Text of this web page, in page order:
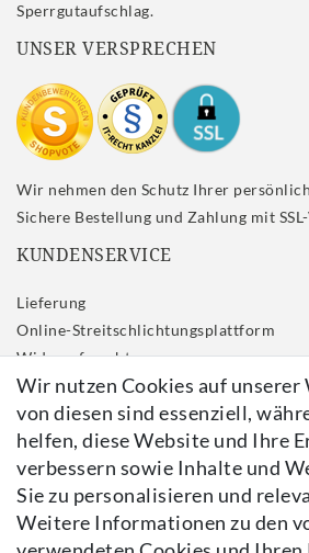
Sperrgutaufschlag.
UNSER VERSPRECHEN
Wir nehmen den Schutz Ihrer
Sichere Bestellung und Zahlung mit
KUNDENSERVICE
Lieferung
Online-Streitschlichtungsplattform
Widerrufs­recht
Impressum
Daten­schutz­erklärung
AGB
Kontakt
Vertrag widerrufen
Wir nutzen Cookies auf unserer
von diesen sind essenziell,
helfen, diese Website und Ihre
verbessern sowie Inhalte und
Sie zu personalisieren und
Weitere Informationen zu den